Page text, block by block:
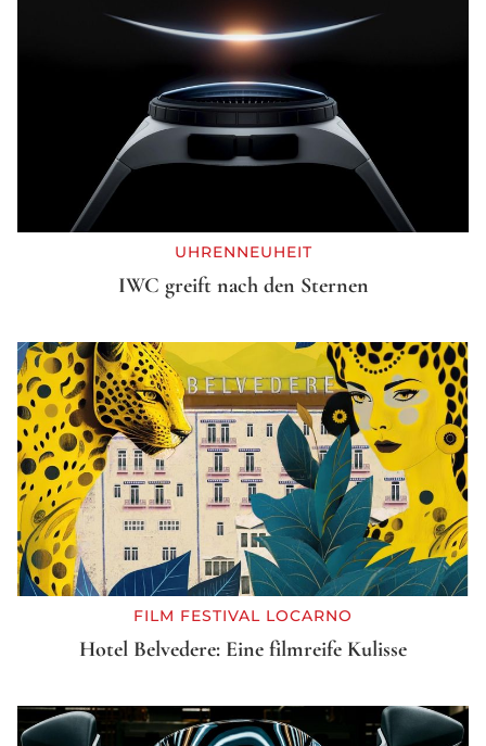
UHRENNEUHEIT
IWC greift nach den Sternen
FILM FESTIVAL LOCARNO
Hotel Belvedere: Eine filmreife Kulisse